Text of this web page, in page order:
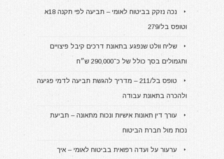
נכה נזקק בביטוח לאומי – תביעה לפי תקנה 18א
וטופס בל/279
שליח וולט שנפגע בתאונת דרכים קיבל פיצויים
ותגמולים בסך כולל של כ־290,000 ש״ח
טופס בל/211 – מדריך להגשת תביעה לדמי פגיעה
ולהכרה בתאונת עבודה
עורך דין תאונות אישיות ונכות מתאונה – תביעת
נכות מול חברת הביטוח
ערעור על ועדה רפואית בביטוח לאומי – איך